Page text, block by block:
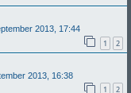
2013, 17:44
1 2
2013, 16:38
1 2